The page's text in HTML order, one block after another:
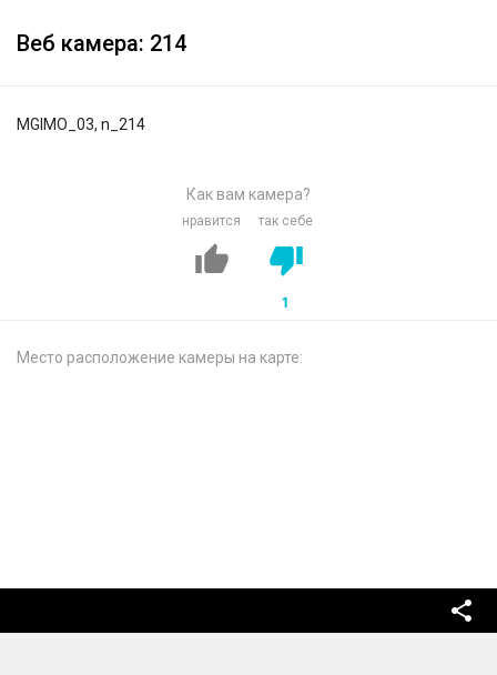
Веб камера: 214
MGIMO_03, n_214
Как вам камера?
нравится так себе
1
Место расположение камеры на карте: